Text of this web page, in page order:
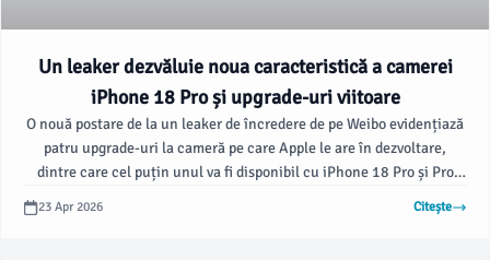
Un leaker dezvăluie noua caracteristică a camerei
iPhone 18 Pro și upgrade-uri viitoare
O nouă postare de la un leaker de încredere de pe Weibo evidențiază
patru upgrade-uri la cameră pe care Apple le are în dezvoltare,
dintre care cel puțin unul va fi disponibil cu iPhone 18 Pro și Pro
23 Apr 2026 Citește